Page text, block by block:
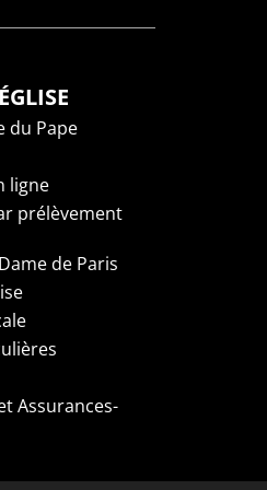
du Pape
ligne
prélèvement
de Paris
Assurances-